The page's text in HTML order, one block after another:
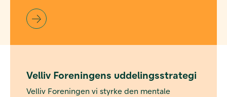
Velliv Foreningens uddelingsstrategi
Velliv Foreningen vi styrke den mentale